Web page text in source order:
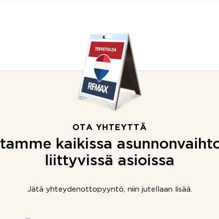
OTA YHTEYTTÄ
kaikissa
liittyvissä asioissa
Jätä yhteydenottopyyntö, niin jutellaan lisää.